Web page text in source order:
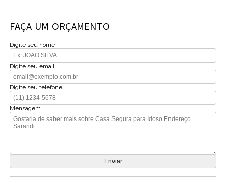
FAÇA UM ORÇAMENTO
Digite seu nome
Digite seu email
Digite seu telefone
Mensagem